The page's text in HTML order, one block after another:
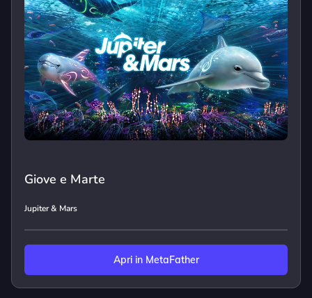
Giove e Marte
Jupiter & Mars
Apri in MetaFather